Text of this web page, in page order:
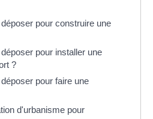
pour construire une
pour installer une
?
pour faire une
d'urbanisme pour